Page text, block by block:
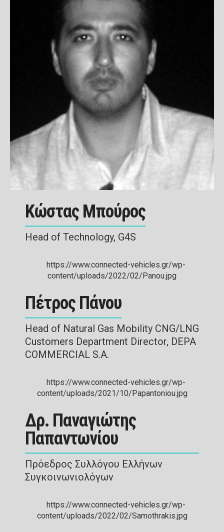
Κώστας Μπούρος
Head of Technology, G4S
Πέτρος Πάνου
Head of Natural Gas Mobility CNG/LNG
Customers Department Director, DEPA
COMMERCIAL S.A.
Δρ. Παναγιώτης
Παπαντωνίου
Πρόεδρος Συλλόγου Ελλήνων
Συγκοινωνιολόγων